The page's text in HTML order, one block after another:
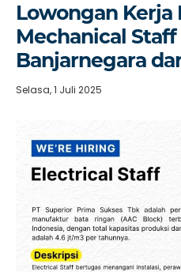
Lowongan Kerja
Mechanical
Banjarnegara
Selasa, 1 Juli 2025